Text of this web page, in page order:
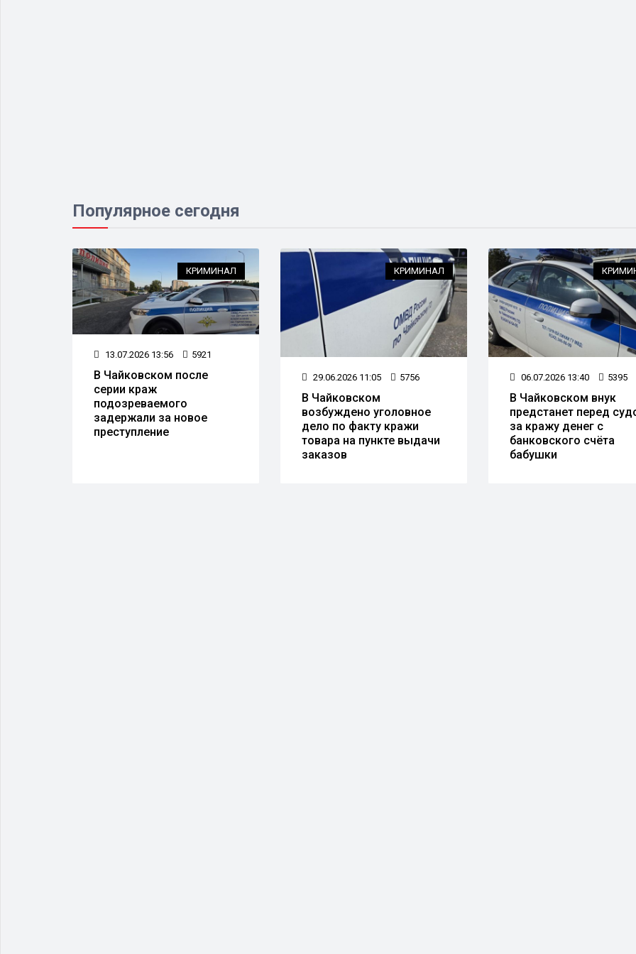
Популярное сегодня
КРИМИНАЛ
13.07.2026 13:56 5921
В Чайковском после
серии краж
подозреваемого
задержали за новое
преступление
КРИМИНАЛ
29.06.2026 11:05 5756
В Чайковском
возбуждено уголовное
дело по факту кражи
товара на пункте выдачи
заказов
06.07.2026 13:40 5395
В Чайковском внук
предстанет перед
за кражу денег с
банковского счёта
бабушки